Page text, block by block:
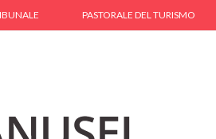
PASTORALE DEL TURISMO